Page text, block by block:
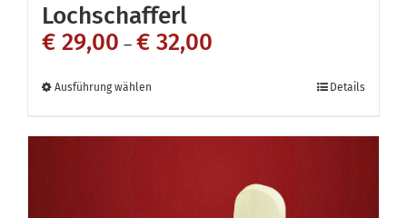
Lochschafferl
€ 29,00 – € 32,00
Ausführung wählen Details